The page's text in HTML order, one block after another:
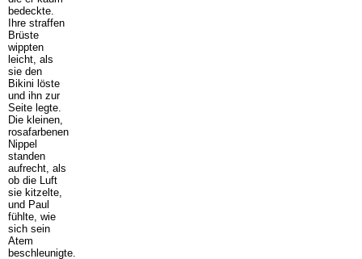
bedeckte.
Ihre straffen
Brüste
wippten
leicht, als
sie den
Bikini löste
und ihn zur
Seite legte.
Die kleinen,
rosafarbenen
Nippel
standen
aufrecht, als
ob die Luft
sie kitzelte,
und Paul
fühlte, wie
sich sein
Atem
beschleunigte.